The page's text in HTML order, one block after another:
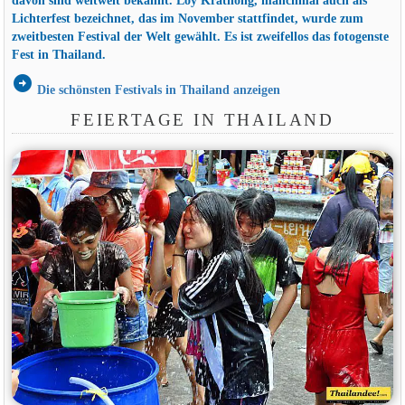
Lichterfest bezeichnet, das im November stattfindet, wurde zum
zweitbesten Festival der Welt gewählt. Es ist zweifellos das fotogenste
Fest in Thailand.
arrow_circle_right Die schönsten Festivals in Thailand anzeigen
FEIERTAGE IN THAILAND